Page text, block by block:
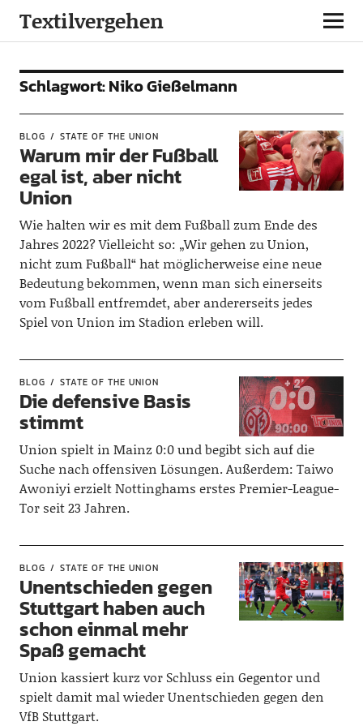
Textilvergehen
Schlagwort:Niko Gießelmann
BLOG STATE OF THE UNION
Warum mir der Fußball
egal ist, aber nicht
Union
Wie halten wir es mit dem Fußball zum Ende des
Jahres 2022? Vielleicht so: „Wir gehen zu Union,
nicht zum Fußball“ hat möglicherweise eine neue
Bedeutung bekommen, wenn man sich einerseits
vom Fußball entfremdet, aber andererseits jedes
Spiel von Union im Stadion erleben will.
BLOG STATE OF THE UNION
Die defensive Basis
stimmt
Union spielt in Mainz 0:0 und begibt sich auf die
Suche nach offensiven Lösungen. Außerdem: Taiwo
Awoniyi erzielt Nottinghams erstes Premier-League-
Tor seit 23 Jahren.
BLOG STATE OF THE UNION
Unentschieden gegen
Stuttgart haben auch
schon einmal mehr
Spaß gemacht
Union kassiert kurz vor Schluss ein Gegentor und
spielt damit mal wieder Unentschieden gegen den
VfB Stuttgart.